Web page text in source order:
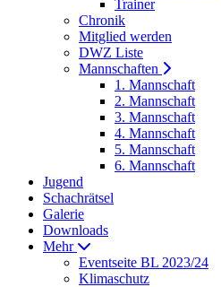
Trainer
Chronik
Mitglied werden
DWZ Liste
Mannschaften
1. Mannschaft
2. Mannschaft
3. Mannschaft
4. Mannschaft
5. Mannschaft
6. Mannschaft
Jugend
Schachrätsel
Galerie
Downloads
Mehr
Eventseite BL 2023/24
Klimaschutz